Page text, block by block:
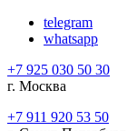
telegram
whatsapp
+7 925 030 50 30
г. Москва
+7 911 920 53 50